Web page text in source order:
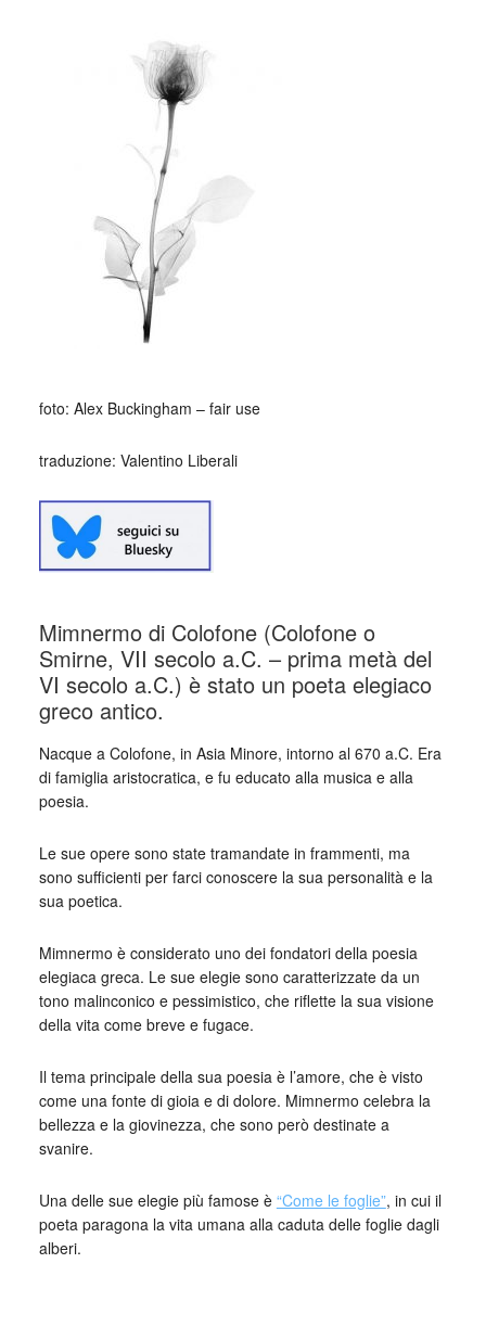
foto: Alex Buckingham – fair use
traduzione: Valentino Liberali
Mimnermo di Colofone (Colofone o
Smirne, VII secolo a.C. – prima metà del
VI secolo a.C.) è stato un poeta elegiaco
greco antico.
Nacque a Colofone, in Asia Minore, intorno al 670 a.C. Era
di famiglia aristocratica, e fu educato alla musica e alla
poesia.
Le sue opere sono state tramandate in frammenti, ma
sono sufficienti per farci conoscere la sua personalità e la
sua poetica.
Mimnermo è considerato uno dei fondatori della poesia
elegiaca greca. Le sue elegie sono caratterizzate da un
tono malinconico e pessimistico, che riflette la sua visione
della vita come breve e fugace.
Il tema principale della sua poesia è l’amore, che è visto
come una fonte di gioia e di dolore. Mimnermo celebra la
bellezza e la giovinezza, che sono però destinate a
svanire.
Una delle sue elegie più famose è “Come le foglie”, in cui il
poeta paragona la vita umana alla caduta delle foglie dagli
alberi.